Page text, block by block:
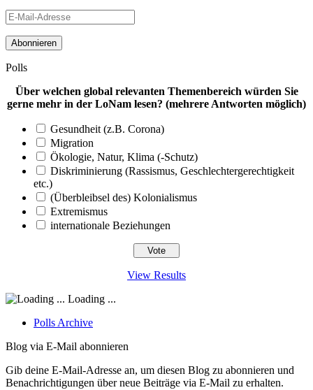
E-
Adresse
Polls
Über welchen global relevanten Themenbereich würden Sie
gerne mehr in der LoNam lesen? (mehrere Antworten möglich)
Gesundheit (z.B. Corona)
Migration
Ökologie, Natur, Klima (-Schutz)
Diskriminierung (Rassismus, Geschlechtergerechtigkeit
etc.)
(Überbleibsel des) Kolonialismus
Extremismus
internationale Beziehungen
View Results
Loading ...
Polls Archive
Blog via E-Mail abonnieren
Gib deine E-Mail-Adresse an, um diesen Blog zu abonnieren und
Benachrichtigungen über neue Beiträge via E-Mail zu erhalten.